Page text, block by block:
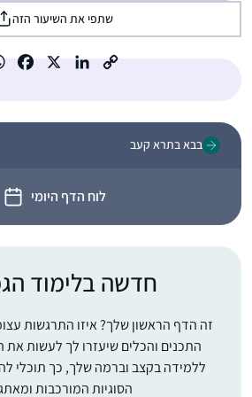
שתפי את השיעור הזה
בבא בתרא קעב
לוח הדף היומי
חדשה בלימוד
זה הדף הראשון שלך? איזו התרגשות
התכנים והכלים שיעזרו לך לעשות את
ללמידה בקצב וברמה שלך, כך תוכלי
הסוגיות המורכבות